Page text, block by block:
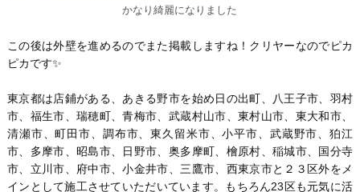
かなり綺麗になりました
この後は外壁を進めるのでまた掲載しますね！クリヤーなのでピカ
ピカです✨
東京都は店鋪がある、あきる野市を始め日の出町、八王子市、羽村
市、福生市、瑞穂町、青梅市、武蔵村山市、東村山市、東大和市、
清瀬市、町田市、調布市、東久留米市、小平市、武蔵野市、狛江
市、多摩市、昭島市、日野市、奥多摩町、檜原村、稲城市、国分寺
市、立川市、府中市、小金井市、三鷹市、西東京市と２３区外をメ
インとして施工させていただいています。もちろん23区も元気に活